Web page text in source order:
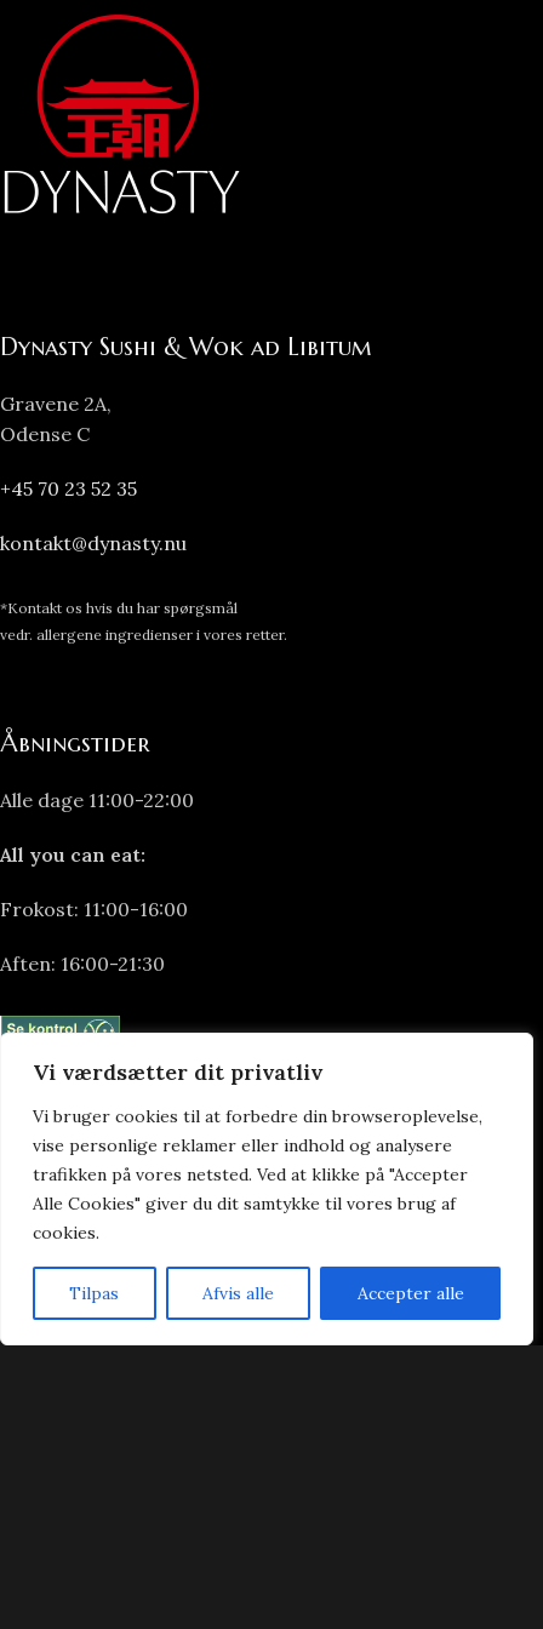
Vi værdsætter dit privatliv
Vi bruger cookies til at forbedre din browseroplevelse,
vise personlige reklamer eller indhold og analysere
trafikken på vores netsted. Ved at klikke på "Accepter
Alle Cookies" giver du dit samtykke til vores brug af
cookies.
Tilpas Afvis alle Accepter alle
Dynasty Sushi & Wok ad Libitum
Gravene 2A,
Odense C
+45 70 23 52 35
kontakt@dynasty.nu
*Kontakt os hvis du har spørgsmål
vedr. allergene ingredienser i vores retter.
Åbningstider
Alle dage 11:00-22:00
All you can eat:
Frokost: 11:00-16:00
Aften: 16:00-21:30
Praktisk
Forside
Takeaway
Ad Libitum
Kontakt
Handelsbetingelser